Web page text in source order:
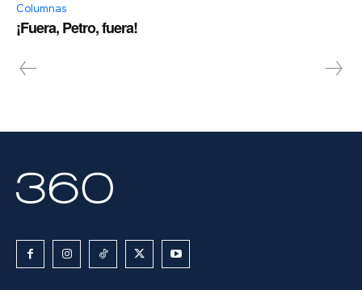
Columnas
¡Fuera, Petro, fuera!